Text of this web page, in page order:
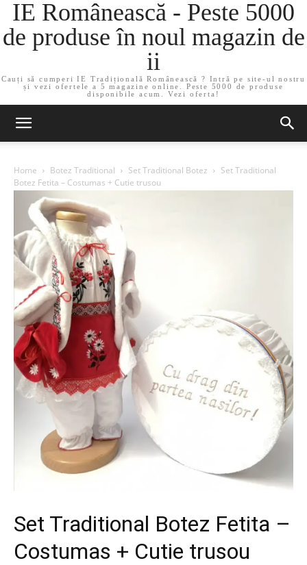
IE Românească - Peste 5000
de produse în noul magazin de
ii
Cauți să cumperi IE Tradițională Românească ? Intră pe site-ul nostru
și vezi ofertele a 5 magazine online. Peste 5000 de produse
disponibile acum. Vezi oferta!
Home Botez Traditional Set Traditional Botez
Set Traditional
Botez Fetita – Costumas + Cutie trusou
Set Traditional Botez Fetita –
Costumas + Cutie trusou